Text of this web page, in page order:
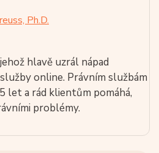
Ph.D.
hlavě uzrál nápad
online. Právním službám
let a rád klientům pomáhá,
problémy.